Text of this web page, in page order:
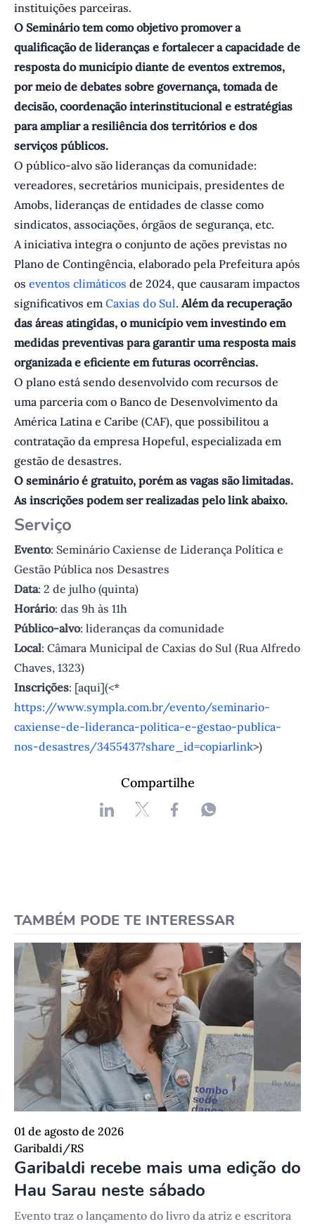
instituições parceiras.
O Seminário tem como objetivo promover a
qualificação de lideranças e fortalecer a capacidade de
resposta do município diante de eventos extremos,
por meio de debates sobre governança, tomada de
decisão, coordenação interinstitucional e estratégias
para ampliar a resiliência dos territórios e dos
serviços públicos.
O público-alvo são lideranças da comunidade:
vereadores, secretários municipais, presidentes de
Amobs, lideranças de entidades de classe como
sindicatos, associações, órgãos de segurança, etc.
A iniciativa integra o conjunto de ações previstas no
Plano de Contingência, elaborado pela Prefeitura após
os eventos climáticos de 2024, que causaram impactos
significativos em Caxias do Sul. Além da recuperação
das áreas atingidas, o município vem investindo em
medidas preventivas para garantir uma resposta mais
organizada e eficiente em futuras ocorrências.
O plano está sendo desenvolvido com recursos de
uma parceria com o Banco de Desenvolvimento da
América Latina e Caribe (CAF), que possibilitou a
contratação da empresa Hopeful, especializada em
gestão de desastres.
O seminário é gratuito, porém as vagas são limitadas.
As inscrições podem ser realizadas pelo link abaixo.
Serviço
Evento: Seminário Caxiense de Liderança Política e
Gestão Pública nos Desastres
Data: 2 de julho (quinta)
Horário: das 9h às 11h
Público-alvo: lideranças da comunidade
Local: Câmara Municipal de Caxias do Sul (Rua Alfredo
Chaves, 1323)
Inscrições: [aq ui](<*
https://www.sympla.com.br/evento/seminario-
caxiense-de-lideranca-politica-e-gestao-publica-
nos-desastres/3455437?share_id=copiarlink>)
Compartilhe
TAMBÉM PODE TE INTERESSAR
01 de agosto de 2026
Garibaldi/RS
Garibaldi recebe mais uma edição do
Hau Sarau neste sábado
Evento traz o lançamento do livro da atriz e escritora